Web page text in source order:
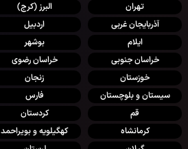
تهران البرز (کرج)
آذربایجان غربی
اردبیل
ایلام
بوشهر
خراسان جنوبی
خراسان رضوی
خوزستان
زنجان
سیستان و بلوچستان
فارس
قم
کردستان
کرمانشاه
کهگیلویه و بویراحمد